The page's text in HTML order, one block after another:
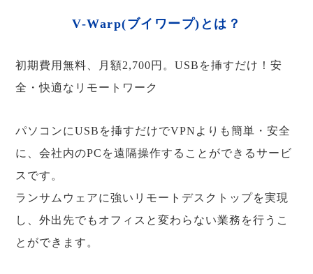
V-Warp(ブイワープ)とは？
初期費用無料、月額2,700円。USBを挿すだけ！安
全・快適なリモートワーク
パソコンにUSBを挿すだけでVPNよりも簡単・安全
に、会社内のPCを遠隔操作することができるサービ
スです。
ランサムウェアに強いリモートデスクトップを実現
し、外出先でもオフィスと変わらない業務を行うこ
とができます。